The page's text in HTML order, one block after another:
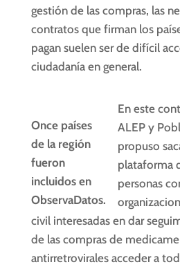
gestión de las compras, las
contratos que firman los
pagan suelen ser de difícil
ciudadanía en general.
Once países
de la región
fueron
incluidos en
ObservaDatos.
En este
ALEP y
propuso
plataforma
personas
civil interesadas en dar
de las compras de
antirretrovirales acceder a